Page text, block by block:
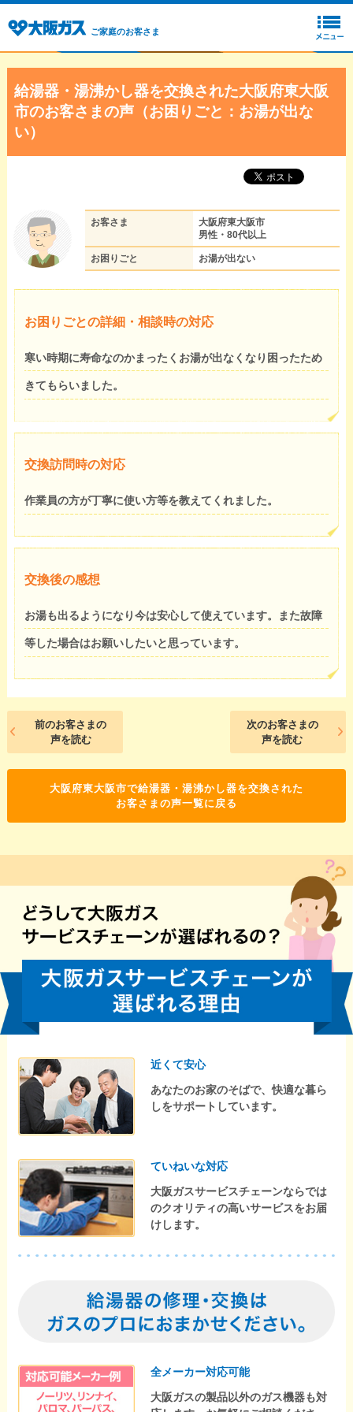
ご家庭のお客さま
給湯器・湯沸かし器を交換された大阪府東大阪
市のお客さまの声（お困りごと：お湯が出な
い）
お客さま
大阪府東大阪市
男性・80代以上
お困りごと お湯が出ない
お困りごとの詳細・相談時の対応
寒い時期に寿命なのかまったくお湯が出なくなり困ったため
きてもらいました。
交換訪問時の対応
作業員の方が丁寧に使い方等を教えてくれました。
交換後の感想
お湯も出るようになり今は安心して使えています。また故障
等した場合はお願いしたいと思っています。
前のお客さまの
声を読む
次のお客さまの
声を読む
大阪府東大阪市で給湯器・湯沸かし器を交換された
お客さまの声一覧に戻る
近くて安心
あなたのお家のそばで、快適な暮ら
しをサポートしています。
ていねいな対応
大阪ガスサービスチェーンならでは
のクオリティの高いサービスをお届
けします。
全メーカー対応可能
大阪ガスの製品以外のガス機器も対